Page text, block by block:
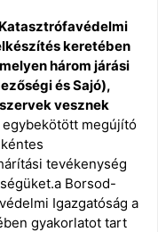
keretében
három járási
és Sajó),
vesznek
megújító
tevékenység
Borsod-
Igazgatóság a
gyakorlatot tart